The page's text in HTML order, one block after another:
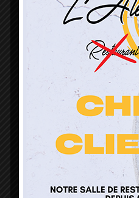
L’Atelier de Guillaume
1 Lieu Dit Sur Les Prés
68160 Sainte Marie Aux Mines
contact@atelierdeguillaume.fr
03 89 22 37 08